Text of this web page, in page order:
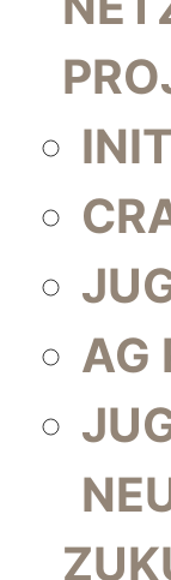
AG